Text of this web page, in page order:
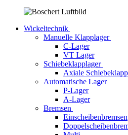
Wickeltechnik
Manuelle Klapplager
C-Lager
VT Lager
Schiebeklapplager
Axiale
Automatische Lager
P-Lager
A-Lager
Bremsen
Einscheibenbremsen